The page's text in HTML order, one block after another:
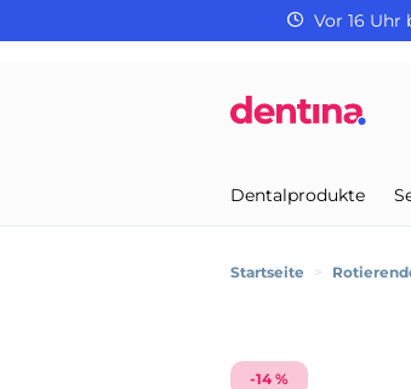
Vor 16 Uhr
Dentalprodukte
Startseite >
-14 %